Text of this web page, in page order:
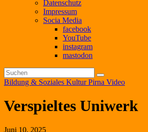
Datenschutz
Impressum
Socia Media
facebook
YouTube
instagram
mastodon
Bildung & Soziales KulturPirna Video
Verspieltes Uniwerk
Juni 10, 2025